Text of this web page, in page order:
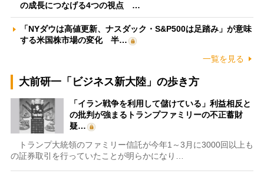
の成長につなげる4つの視点 …
「NYダウは高値更新、ナスダック・S&P500は足踏み」が意味
する米国株市場の変化 半…
一覧を見る
大前研一「ビジネス新大陸」の歩き方
「イラン戦争を利用して儲けている」利益相反と
の批判が強まるトランプファミリーの不正蓄財
疑…
トランプ大統領のファミリー信託が今年1～3月に3000回以上も
の証券取引を行っていたことが明らかになり…